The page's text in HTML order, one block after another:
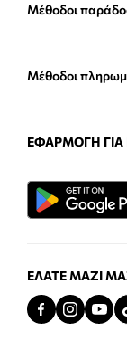
Μέθοδοι
Μέθοδοι
ΕΦΑΡΜΟΓΉ ΓΙΑ
ΕΛΆΤΕ ΜΑΖΊ